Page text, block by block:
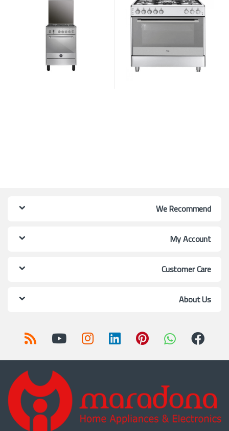
We Recommend
My Account
Customer Care
About Us